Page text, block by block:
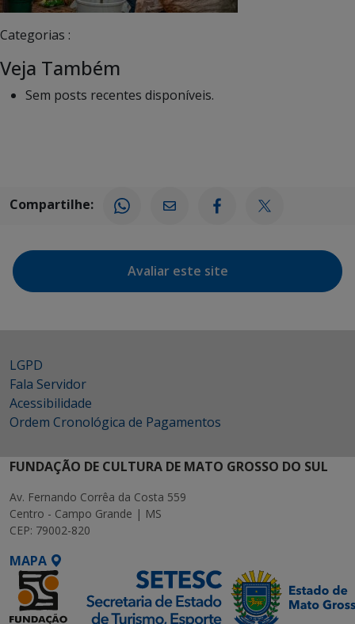
Categorias :
Veja Também
Sem posts recentes disponíveis.
Compartilhe:
Avaliar este site
LGPD
Fala Servidor
Acessibilidade
Ordem Cronológica de Pagamentos
FUNDAÇÃO DE CULTURA DE MATO GROSSO DO SUL
Av. Fernando Corrêa da Costa 559
Centro - Campo Grande | MS
CEP: 79002-820
MAPA